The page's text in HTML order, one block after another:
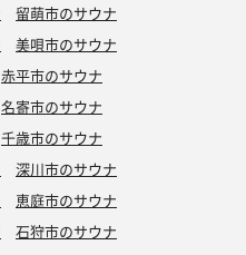
留萌市のサウナ
美唄市のサウナ
赤平市のサウナ
名寄市のサウナ
千歳市のサウナ
深川市のサウナ
恵庭市のサウナ
石狩市のサウナ